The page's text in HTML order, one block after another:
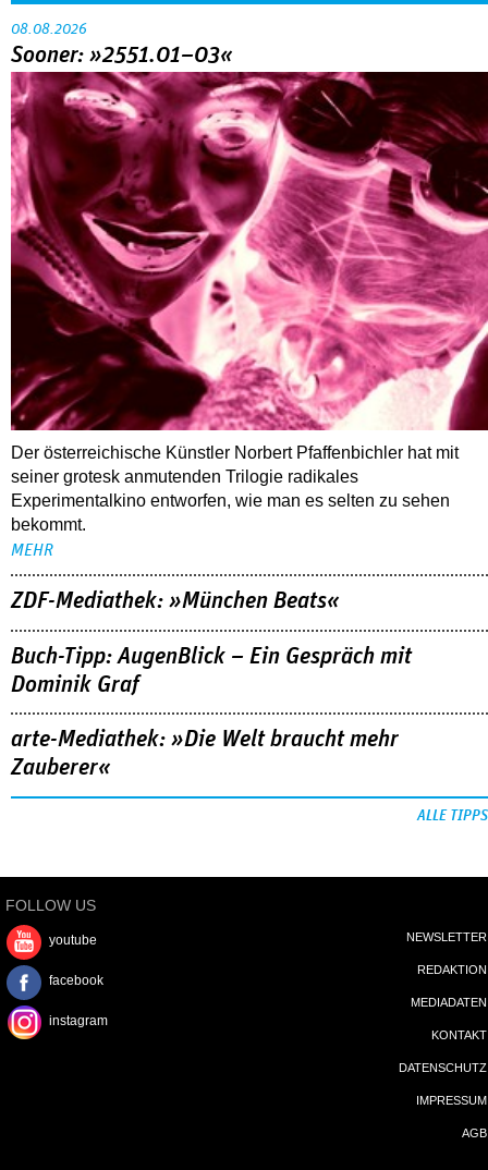
08.08.2026
Sooner: »2551.01–03«
Der österreichische Künstler Norbert Pfaffenbichler hat mit
seiner grotesk anmutenden Trilogie radikales
Experimentalkino entworfen, wie man es selten zu sehen
bekommt.
MEHR
ZDF-Mediathek: »München Beats«
Buch-Tipp: AugenBlick – Ein Gespräch mit
Dominik Graf
arte-Mediathek: »Die Welt braucht mehr
Zauberer«
ALLE TIPPS
FOLLOW US
youtube
facebook
instagram
NEWSLETTER
REDAKTION
MEDIADATEN
KONTAKT
DATENSCHUTZ
IMPRESSUM
AGB